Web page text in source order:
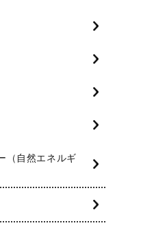
（自然エネルギ